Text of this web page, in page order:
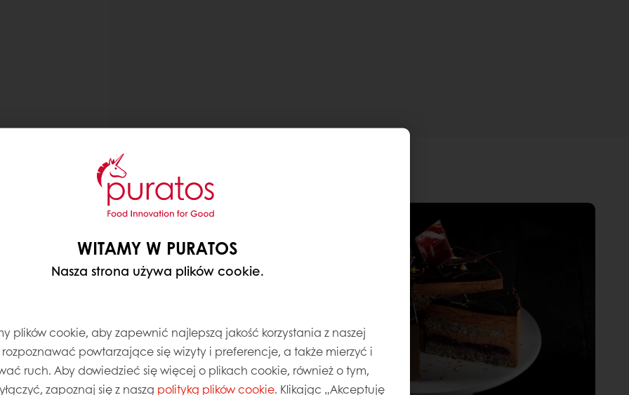
WITAMY W PURATOS
Nasza strona używa plików cookie.
plików cookie, aby zapewnić najlepszą jakość korzystania z naszej
powtarzające się wizyty i preferencje, a także mierzyć i
ruch. Aby dowiedzieć się więcej o plikach cookie, również o tym,
zapoznaj się z naszą polityką plików cookie. Klikając „Akceptuję